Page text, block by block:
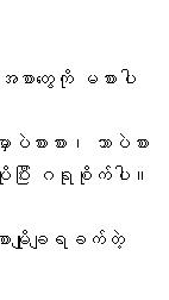
စာတွေကို မစားပါ
းစား၊ ဘာပဲစား
ပြီး ဂရုစိုက်ပါ။
ာမျိုချရခက်တဲ့